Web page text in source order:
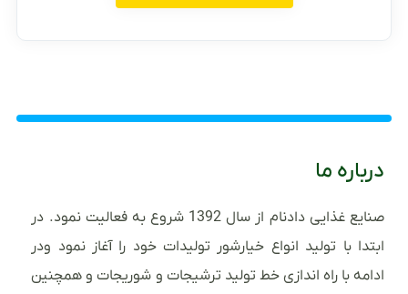
درباره ما
صنایع غذایی دادنام از سال 1392 شروع به فعالیت نمود. در
ابتدا با تولید انواع خیارشور تولیدات خود را آغاز نمود ودر
ادامه با راه اندازی خط تولید ترشیجات و شوریجات و همچنین